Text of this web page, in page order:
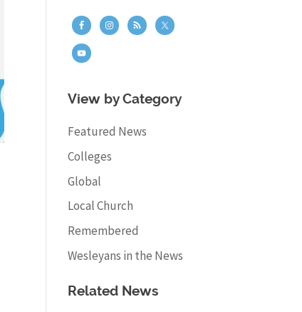
View by Category
Featured News
Colleges
Global
Local Church
Remembered
Wesleyans in the News
Related News